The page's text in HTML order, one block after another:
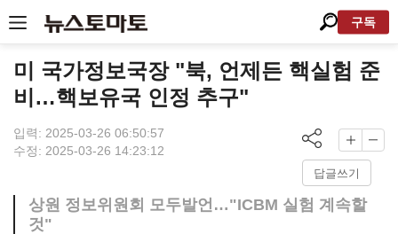
구독
미 국가정보국장 "북, 언제든 핵실험 준
비…핵보유국 인정 추구"
입력: 2025-03-26 06:50:57
수정: 2025-03-26 14:23:12
답글쓰기
상원 정보위원회 모두발언…"ICBM 실험 계속할
것"